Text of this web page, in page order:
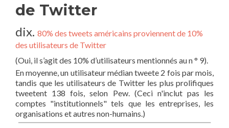
de Twitter
dix. 80% des tweets américains proviennent de 10%
des utilisateurs de Twitter
(Oui, il s’agit des 10% d’utilisateurs mentionnés au n ° 9).
En moyenne, un utilisateur médian tweete 2 fois par mois,
tandis que les utilisateurs de Twitter les plus prolifiques
tweetent 138 fois, selon Pew. (Ceci n'inclut pas les
comptes "institutionnels" tels que les entreprises, les
organisations et autres non-humains.)